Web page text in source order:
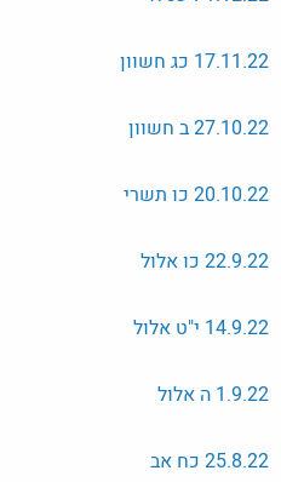
17.11.22 כג חשוון
27.10.22 ב חשוון
20.10.22 כו תשרי
22.9.22 כו אלול
14.9.22 י"ט אלול
1.9.22 ה אלול
25.8.22 כח אב